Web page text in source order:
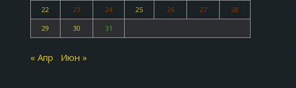
22 23 24 25 26 27 28
29 30 31
« Апр Июн »